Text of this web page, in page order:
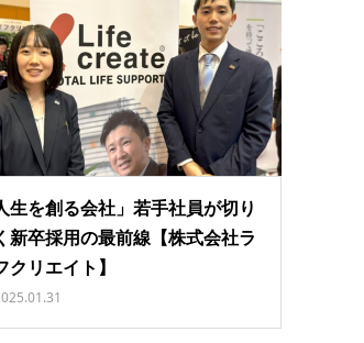
生を創る会社」若手社員が切り
新卒採用の最前線【株式会社ラ
クリエイト】